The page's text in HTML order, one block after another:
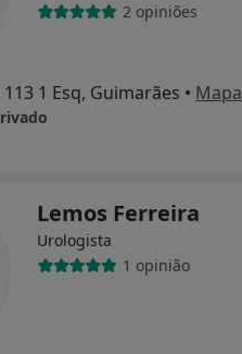
2 opiniões
1 Esq, Guimarães • Mapa
Lemos Ferreira
Urologista
1 opinião